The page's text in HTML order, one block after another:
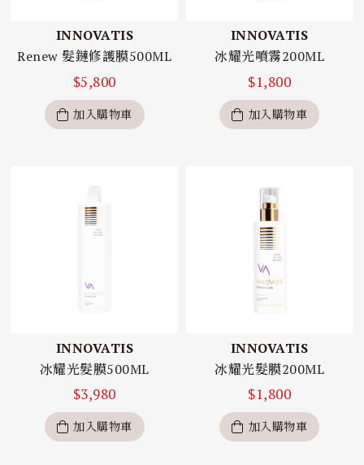
INNOVATIS
Renew 髮鏈修護膜500ML
$5,800
加入購物車
INNOVATIS
冰耀光噴霧200ML
$1,800
加入購物車
INNOVATIS
冰耀光髮膜500ML
$3,980
加入購物車
INNOVATIS
冰耀光髮膜200ML
$1,800
加入購物車